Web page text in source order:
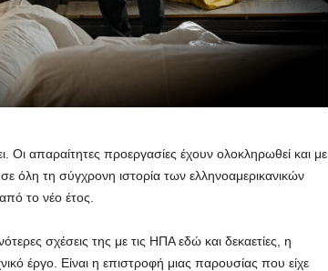
Οι απαραίτητες προεργασίες έχουν ολοκληρωθεί και με
όλη τη σύγχρονη ιστορία των ελληνοαμερικανικών
το νέο έτος.
σχέσεις της με τις ΗΠΑ εδώ και δεκαετίες, η
έργο. Είναι η επιστροφή μιας παρουσίας που είχε